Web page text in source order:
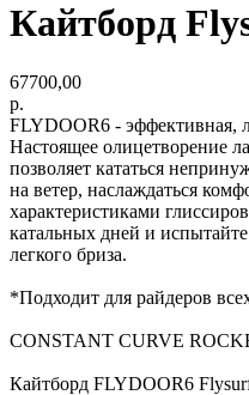
Кайтборд
67700,00
р.
FLYDOOR6 - эффективная,
Настоящее олицетворение
позволяет кататься
на ветер, наслаждаться
характеристиками
катальных дней и
легкого бриза.
*Подходит для райдеров
CONSTANT CURVE
Кайтборд FLYDOOR6